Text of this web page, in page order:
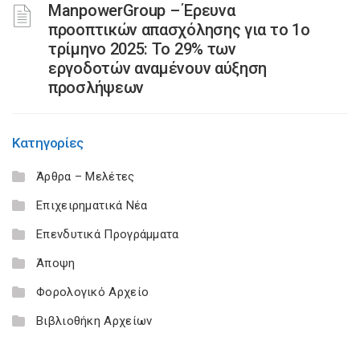
ManpowerGroup – Έρευνα
προοπτικών απασχόλησης για το 1ο
τρίμηνο 2025: Το 29% των
εργοδοτών αναμένουν αύξηση
προσλήψεων
Κατηγορίες
Άρθρα – Μελέτες
Επιχειρηματικά Νέα
Επενδυτικά Προγράμματα
Άποψη
Φορολογικό Αρχείο
Βιβλιοθήκη Αρχείων